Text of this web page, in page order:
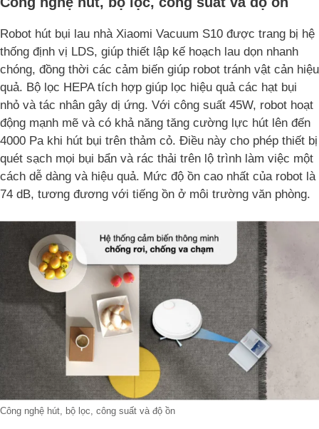
Robot hút bụi lau nhà Xiaomi Vacuum S10 được trang bị hệ
thống định vị LDS, giúp thiết lập kế hoạch lau dọn nhanh
chóng, đồng thời các cảm biến giúp robot tránh vật cản hiệu
quả. Bộ lọc HEPA tích hợp giúp lọc hiệu quả các hạt bụi
nhỏ và tác nhân gây dị ứng. Với công suất 45W, robot hoạt
động mạnh mẽ và có khả năng tăng cường lực hút lên đến
4000 Pa khi hút bụi trên thảm cỏ. Điều này cho phép thiết bị
quét sạch mọi bụi bẩn và rác thải trên lộ trình làm việc một
cách dễ dàng và hiệu quả. Mức độ ồn cao nhất của robot là
74 dB, tương đương với tiếng ồn ở môi trường văn phòng.
Công nghệ hút, bộ lọc, công suất và độ ồn